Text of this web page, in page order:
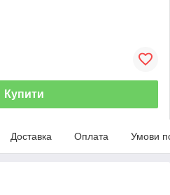
Купити
Доставка Оплата Умови